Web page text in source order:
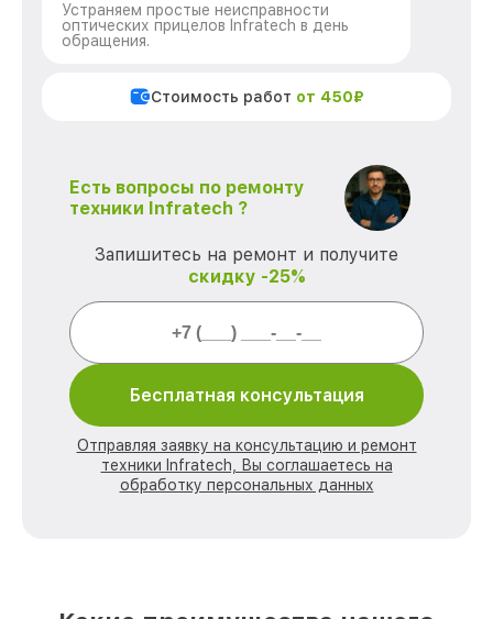
Устраняем простые неисправности
оптических прицелов Infratech в день
обращения.
Стоимость работ от 450₽
Есть вопросы по ремонту
техники Infratech ?
Запишитесь на ремонт и получите
скидку -25%
Бесплатная консультация
Отправляя заявку на консультацию и ремонт
техники Infratech, Вы соглашаетесь на
обработку персональных данных